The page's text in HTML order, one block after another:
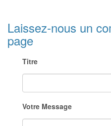
Laissez-nous un
page
Titre
Votre Message